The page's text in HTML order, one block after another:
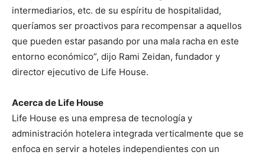
intermediarios, etc. de su espíritu de hospitalidad,
queríamos ser proactivos para recompensar a aquellos
que pueden estar pasando por una mala racha en este
entorno económico”, dijo Rami Zeidan, fundador y
director ejecutivo de Life House.
Acerca de Life House
Life House es una empresa de tecnología y
administración hotelera integrada verticalmente que se
enfoca en servir a hoteles independientes con un